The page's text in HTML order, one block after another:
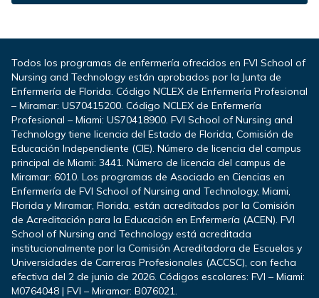
Todos los programas de enfermería ofrecidos en FVI School of
Nursing and Technology están aprobados por la Junta de
Enfermería de Florida. Código NCLEX de Enfermería Profesional
– Miramar: US70415200. Código NCLEX de Enfermería
Profesional – Miami: US70418900. FVI School of Nursing and
Technology tiene licencia del Estado de Florida, Comisión de
Educación Independiente (CIE). Número de licencia del campus
principal de Miami: 3441. Número de licencia del campus de
Miramar: 6010. Los programas de Asociado en Ciencias en
Enfermería de FVI School of Nursing and Technology, Miami,
Florida y Miramar, Florida, están acreditados por la Comisión
de Acreditación para la Educación en Enfermería (ACEN). FVI
School of Nursing and Technology está acreditada
institucionalmente por la Comisión Acreditadora de Escuelas y
Universidades de Carreras Profesionales (ACCSC), con fecha
efectiva del 2 de junio de 2026. Códigos escolares: FVI – Miami:
M0764048 | FVI – Miramar: B076021.